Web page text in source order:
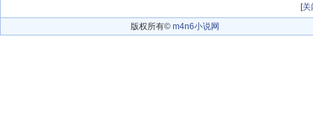
[关
版权所有© m4n6小说网